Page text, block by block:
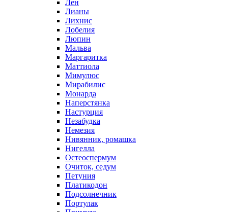
Лен
Лианы
Лихнис
Лобелия
Люпин
Мальва
Маргаритка
Маттиола
Мимулюс
Мирабилис
Монарда
Наперстянка
Настурция
Незабудка
Немезия
Нивянник, ромашка
Нигелла
Остеоспермум
Очиток, седум
Петуния
Платикодон
Подсолнечник
Портулак